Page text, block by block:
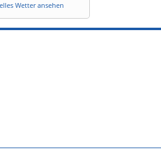
Wetter ansehen